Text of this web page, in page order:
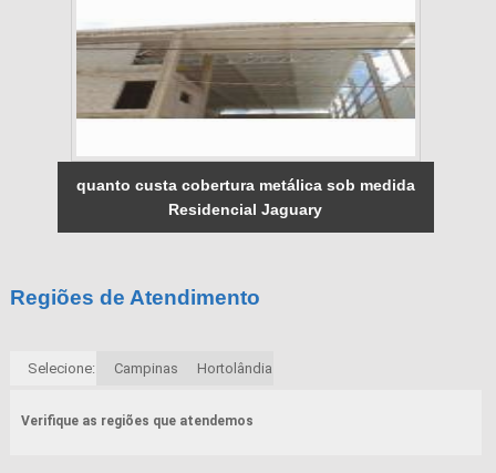
quanto custa cobertura metálica sob medida
Residencial Jaguary
Regiões de Atendimento
Selecione: Campinas Hortolândia
Verifique as regiões que atendemos